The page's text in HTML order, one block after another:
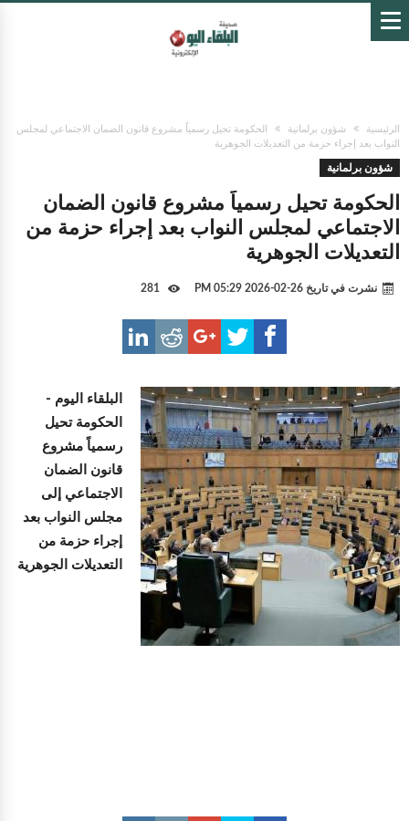
الرئيسية شؤون برلمانية
الحكومة تحيل رسمياً مشروع قانون الضمان الاجتماعي لمجلس
النواب بعد إجراء حزمة من التعديلات الجوهرية
شؤون برلمانية
الحكومة تحيل رسمياً مشروع قانون الضمان
الاجتماعي لمجلس النواب بعد إجراء حزمة من
التعديلات الجوهرية
نشرت في تاريخ 26-02-2026 05:29 PM
البلقاء اليوم -
الحكومة تحيل
رسمياً مشروع
قانون الضمان
الاجتماعي إلى
مجلس النواب بعد
إجراء حزمة من
التعديلات الجوهرية